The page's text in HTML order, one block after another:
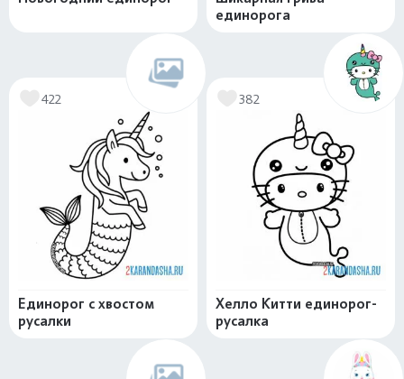
единорога
422
Единорог с хвостом
русалки
382
Хелло Китти единорог-
русалка